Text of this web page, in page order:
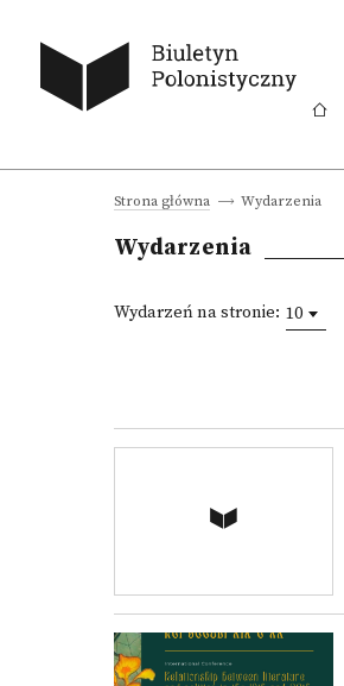
Strona główna Wydarzenia
Wydarzenia
Wydarzeń na stronie: 10